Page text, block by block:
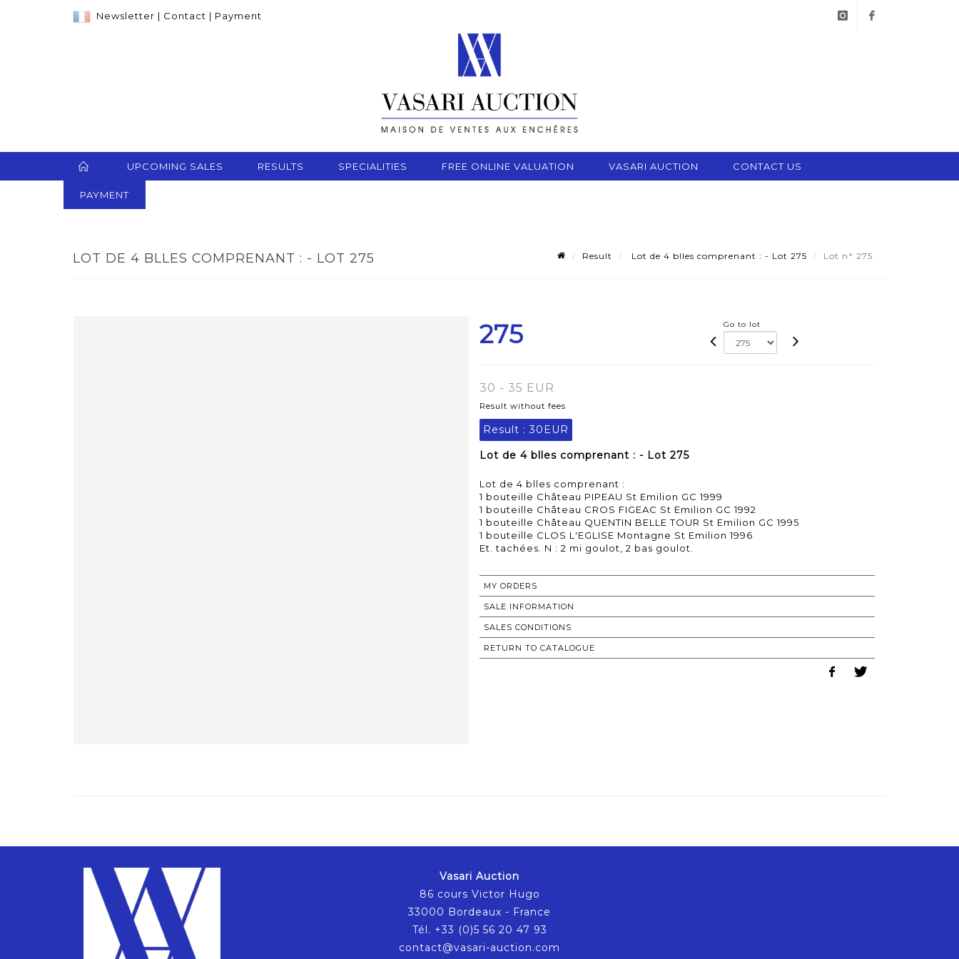
Newsletter | Contact | Payment
UPCOMING SALES RESULTS SPECIALITIES FREE ONLINE VALUATION VASARI AUCTION CONTACT US
PAYMENT
LOT DE 4 BLLES COMPRENANT : - LOT 275 Result Lot de 4 blles comprenant : - Lot 275 Lot n° 275
275 Go to lot
30 - 35 EUR
Result without fees
Result : 30EUR
Lot de 4 blles comprenant : - Lot 275
Lot de 4 blles comprenant :
1 bouteille Château PIPEAU St Emilion GC 1999
1 bouteille Château CROS FIGEAC St Emilion GC 1992
1 bouteille Château QUENTIN BELLE TOUR St Emilion GC 1995
1 bouteille CLOS L'EGLISE Montagne St Emilion 1996
MY ORDERS
SALE INFORMATION
SALES CONDITIONS
RETURN TO CATALOGUE
Vasari Auction
86 cours Victor Hugo
33000 Bordeaux - France
Tél. +33 (0)5 56 20 47 93
contact@vasari-auction.com